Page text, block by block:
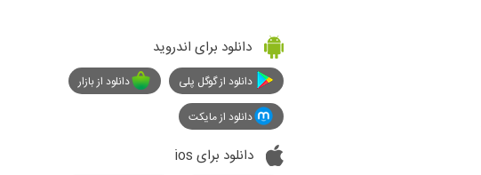
دانلود برای اندروید
دانلود از گوگل پلی
دانلود از بازار
دانلود از مایکت
دانلود برای ios